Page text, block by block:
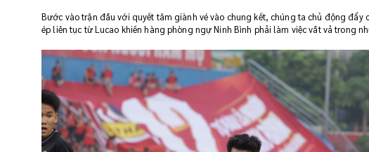
Bước vào trận đấu với quyết tâm giành vé vào chung kết, chúng ta chủ động
ép liên tục từ Lucao khiến hàng phòng ngự Ninh Bình phải làm việc vất vả trong